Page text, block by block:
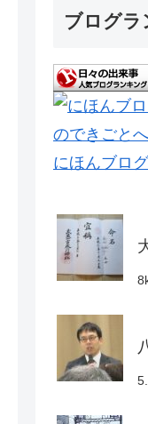
ブログラ
にほんブロ